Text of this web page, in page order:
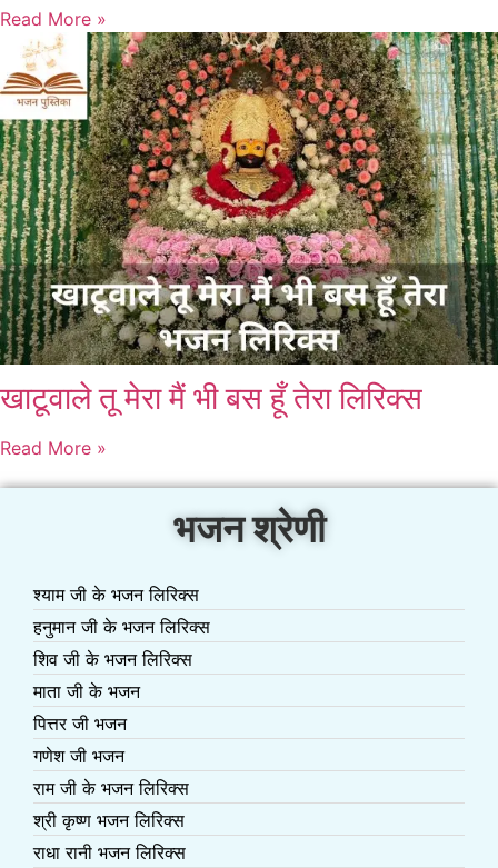
Read More »
खाटूवाले तू मेरा मैं भी बस हूँ तेरा लिरिक्स
Read More »
भजन श्रेणी
श्याम जी के भजन लिरिक्स
हनुमान जी के भजन लिरिक्स
शिव जी के भजन लिरिक्स
माता जी के भजन
पित्तर जी भजन
गणेश जी भजन
राम जी के भजन लिरिक्स
श्री कृष्ण भजन लिरिक्स
राधा रानी भजन लिरिक्स